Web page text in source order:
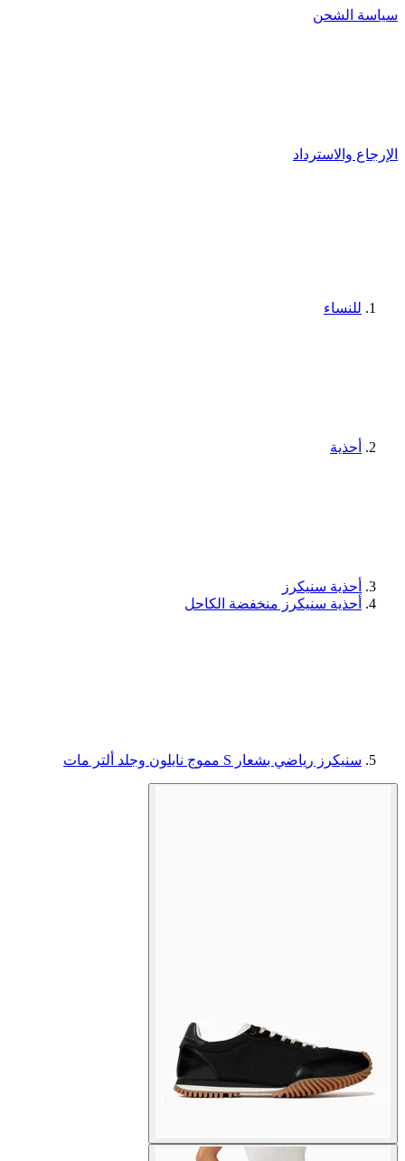
سياسة الشحن
الإرجاع والاسترداد
للنساء
أحذية
أحذية سنيكرز
أحذية سنيكرز منخفضة الكاحل
سنيكرز رياضي بشعار S مموج نايلون وجلد ألتر مات